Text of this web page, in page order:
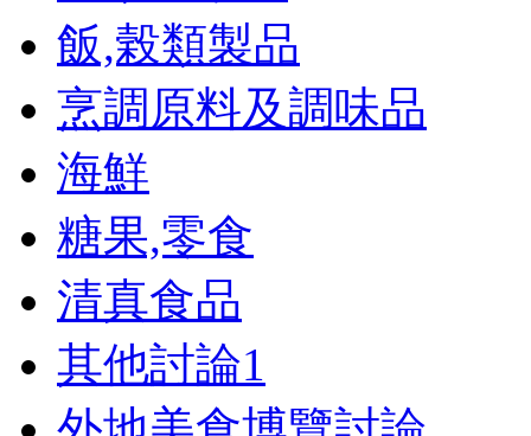
飯,榖類製品
烹調原料及調味品
海鮮
糖果,零食
清真食品
其他討論1